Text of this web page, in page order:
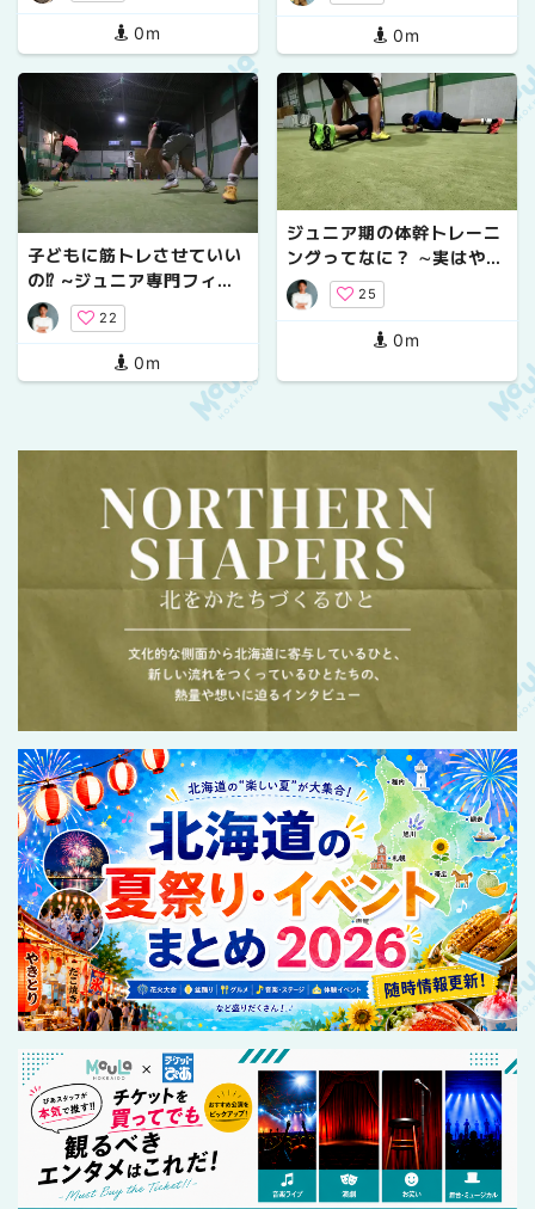
0m 0m
子どもに筋トレさせていい
の⁉ ~ジュニア専門フィジ
カルトレーナーが教える正
しい筋トレ・睡眠・食事の
22
0m
ジュニア期の体幹トレーニ
ングってなに？ ∼実はやる
だけ無駄なトレーニングが
あった⁉∼
25
0m